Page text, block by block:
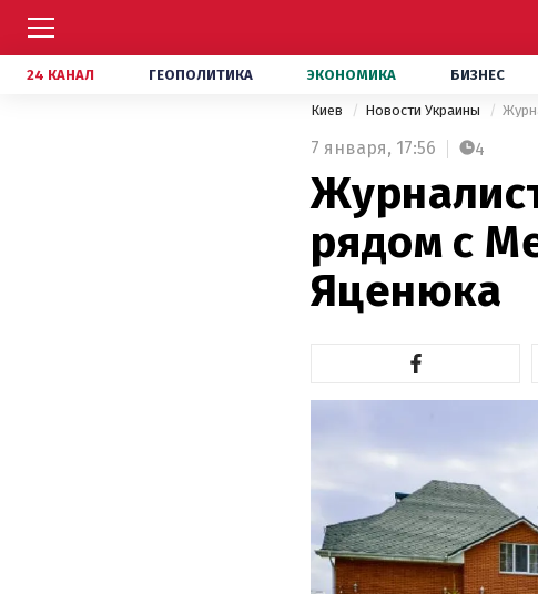
24 КАНАЛ ГЕОПОЛИТИКА ЭКОНОМИКА БИЗНЕС
Киев Новости Украины
7 января, 17:56 4
рядом с
Яценюка